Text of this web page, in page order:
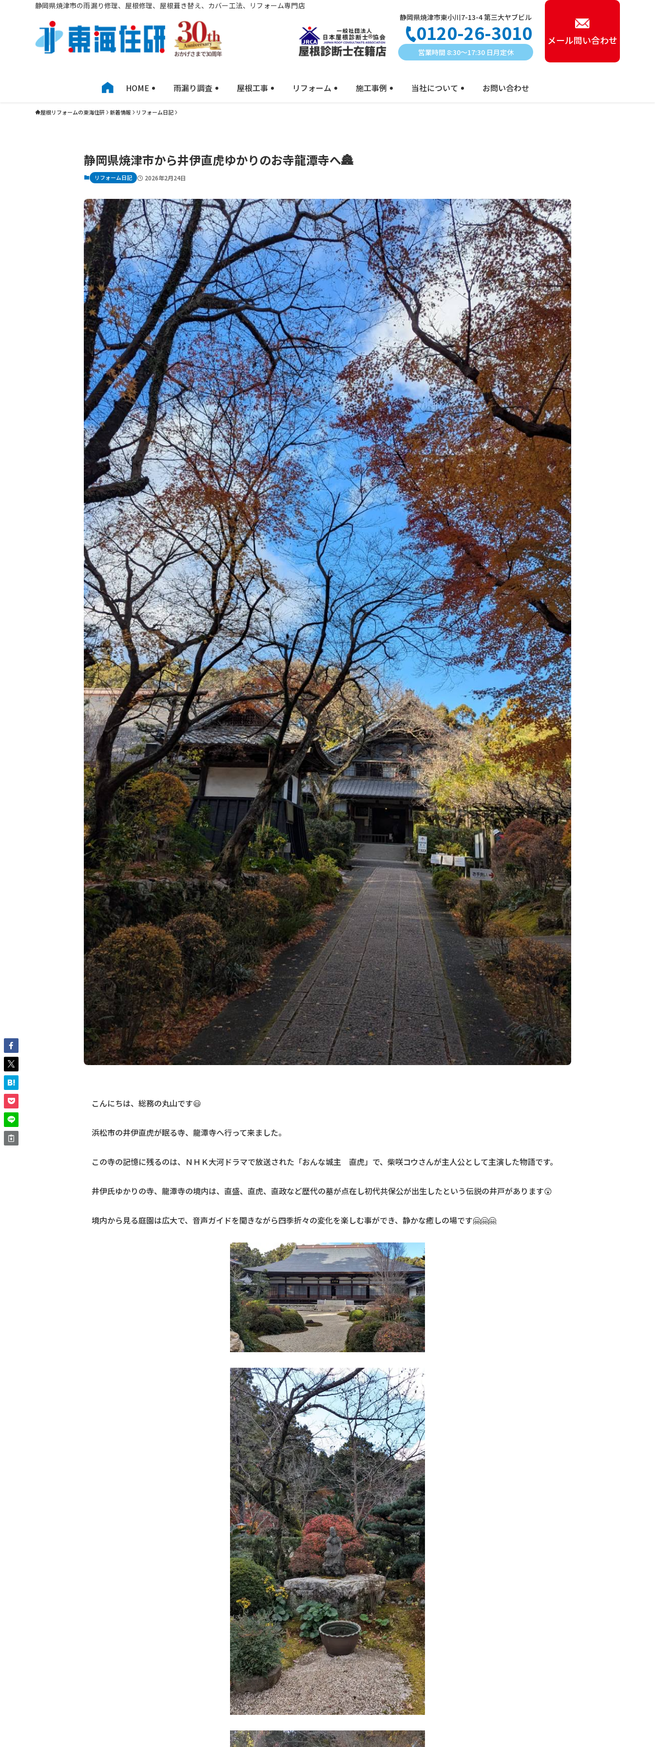
静岡県焼津市の雨漏り修理、屋根修理、屋根葺き替え、カバー工法、リフォーム専門店
HOME 雨漏り調査 屋根工事 リフォーム 施工事例 当社について お問い合わせ
静岡県焼津市東小川7-13-4 第三大ヤブビル
0120-26-3010
営業時間 8:30〜17:30 日月定休
メール問い合わせ
屋根リフォームの東海住研 新着情報 リフォーム日記
静岡県焼津市から井伊直虎ゆかりのお寺龍潭寺へ🏯
リフォーム日記 2026年2月24日
こんにちは、総務の丸山です😃
浜松市の井伊直虎が眠る寺、龍潭寺へ行って来ました。
この寺の記憶に残るのは、ＮＨＫ大河ドラマで放送された「おんな城主 直虎」で、柴咲コウさんが主人公として主演した物語です。
井伊氏ゆかりの寺、龍潭寺の境内は、直盛、直虎、直政など歴代の墓が点在し初代共保公が出生したという伝説の井戸があります😲
境内から見る庭園は広大で、音声ガイドを聞きながら四季折々の変化を楽しむ事ができ、静かな癒しの場です🤗🤗🤗